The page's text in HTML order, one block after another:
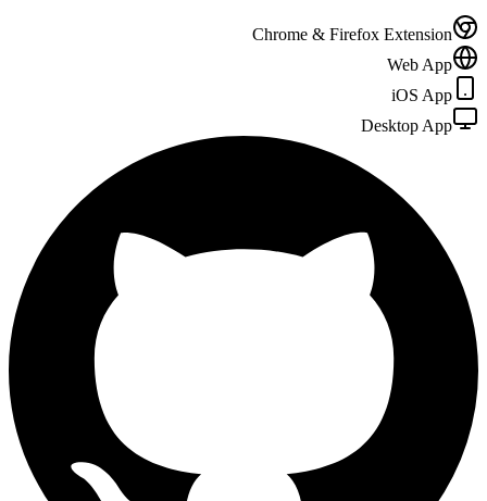
Chrome & Firefox Extension
Web App
iOS App
Desktop App